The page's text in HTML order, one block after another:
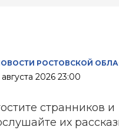
РОСТОВСКОЙ
2026 23:00
странников и
их